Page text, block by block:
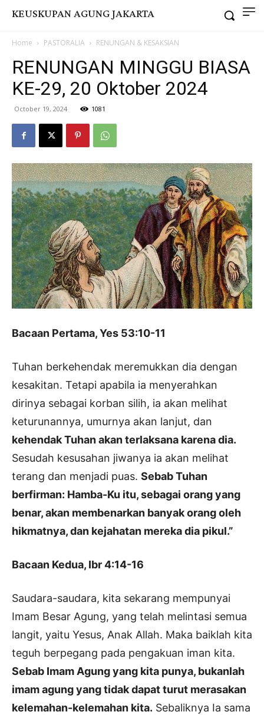
KEUSKUPAN AGUNG JAKARTA
Home PASTORALIA RENUNGAN & KESAKSIAN
RENUNGAN MINGGU BIASA
KE-29, 20 Oktober 2024
October 19, 2024 1081
Bacaan Pertama, Yes 53:10-11
Tuhan berkehendak meremukkan dia dengan
kesakitan. Tetapi apabila ia menyerahkan
dirinya sebagai korban silih, ia akan melihat
keturunannya, umurnya akan lanjut, dan
kehendak Tuhan akan terlaksana karena dia.
Sesudah kesusahan jiwanya ia akan melihat
terang dan menjadi puas. Sebab Tuhan
berfirman: Hamba-Ku itu, sebagai orang yang
benar, akan membenarkan banyak orang oleh
hikmatnya, dan kejahatan mereka dia pikul.”
Bacaan Kedua, Ibr 4:14-16
Saudara-saudara, kita sekarang mempunyai
Imam Besar Agung, yang telah melintasi semua
langit, yaitu Yesus, Anak Allah. Maka baiklah kita
teguh berpegang pada pengakuan iman kita.
Sebab Imam Agung yang kita punya, bukanlah
imam agung yang tidak dapat turut merasakan
kelemahan-kelemahan kita. Sebaliknya Ia sama